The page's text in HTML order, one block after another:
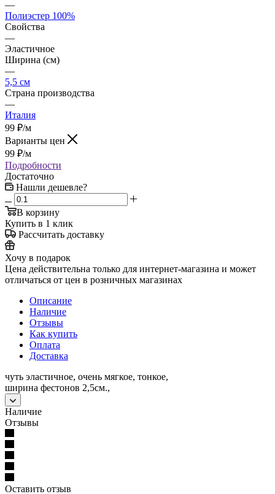
—
Полиэстер 100%
Свойства
—
Эластичное
Ширина (см)
—
5,5 см
Страна производства
—
Италия
99 ₽/м
Варианты цен
99 ₽/м
Подробности
Достаточно
Нашли дешевле?
В корзину
Купить в 1 клик
Рассчитать доставку
Хочу в подарок
Цена действительна только для интернет-магазина и может
отличаться от цен в розничных магазинах
Описание
Наличие
Отзывы
Как купить
Оплата
Доставка
чуть эластичное, очень мягкое, тонкое,
ширина фестонов 2,5см.,
Наличие
Отзывы
Оставить отзыв